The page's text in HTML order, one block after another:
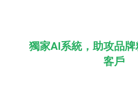
獨家AI系統，助攻品
客戶